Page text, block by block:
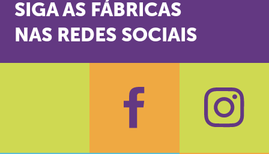
SIGA AS FÁBRICAS
NAS REDES SOCIAIS